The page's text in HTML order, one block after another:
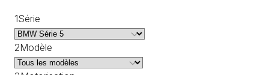
1Série
2Modèle